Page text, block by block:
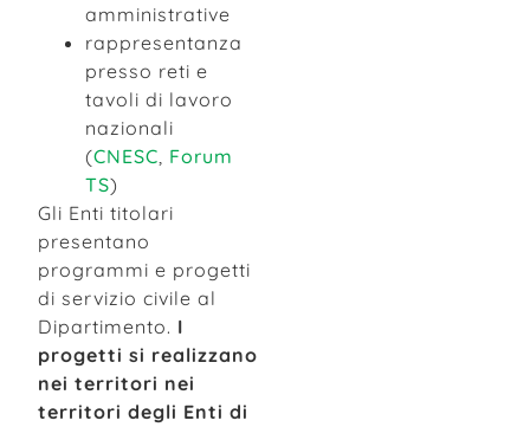
amministrative
rappresentanza
presso reti e
tavoli di lavoro
nazionali
(CNESC, Forum
TS)
Gli Enti titolari
presentano
programmi e progetti
di servizio civile al
Dipartimento. I
progetti si realizzano
nei territori nei
territori degli Enti di